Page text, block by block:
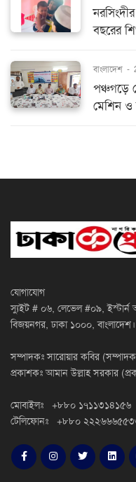
বছরের
বাংলাদেশ -
পঞ্চগড়ে
মেশিন ও
যোগাযোগ
স্যুইট # ০৬, লেভেল #০৯,
বিজয়নগর, ঢাকা ১০০০, বাংলাদেশ।
সম্পাদকঃ সারোয়ার কবির
প্রকাশকঃ আমান উল্লাহ সরকার
মোবাইলঃ +৮৮০ ১৭১১৩১৪১৫৬
টেলিফোনঃ +৮৮০